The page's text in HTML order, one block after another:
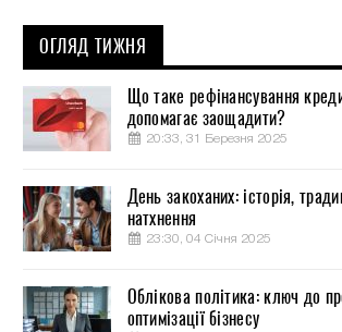
ОГЛЯД ТИЖНЯ
Що таке рефінансування
допомагає заощадити?
20:33, 31 Березня 2025
День закоханих: історія,
натхнення
23:30, 04 Січня 2025
Облікова політика: ключ до
оптимізації бізнесу